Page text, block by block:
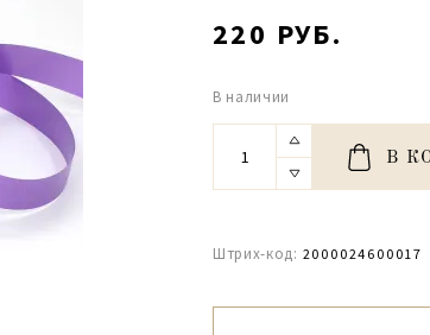
220 РУБ.
В наличии
В
Штрих-код: 2000024600017